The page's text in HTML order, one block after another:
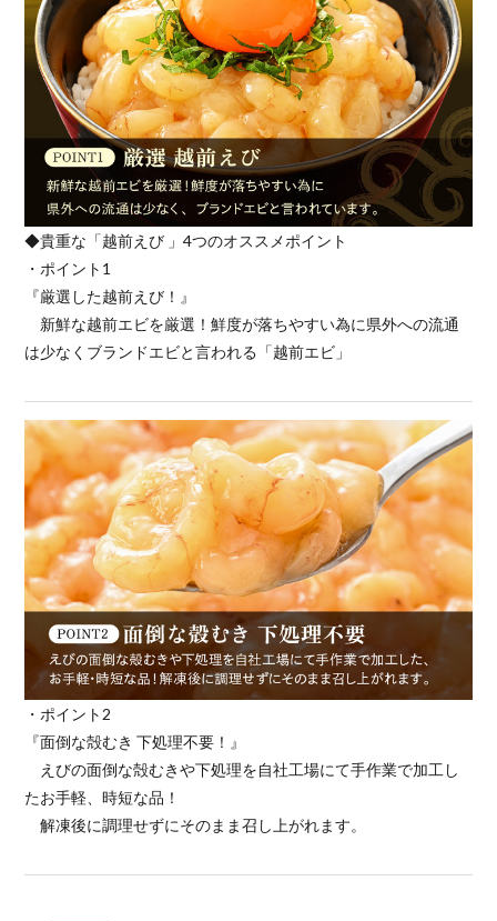
◆貴重な「越前えび 」4つのオススメポイント
・ポイント1
『厳選した越前えび！』
新鮮な越前エビを厳選！鮮度が落ちやすい為に県外への流通
は少なくブランドエビと言われる「越前エビ」
・ポイント2
『面倒な殻むき 下処理不要！』
えびの面倒な殻むきや下処理を自社工場にて手作業で加工し
たお手軽、時短な品！
解凍後に調理せずにそのまま召し上がれます。